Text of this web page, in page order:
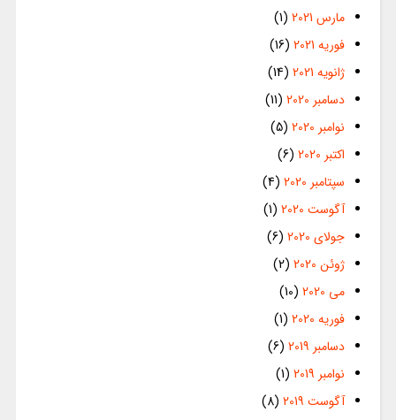
مارس 2021
(1)
فوریه 2021
(16)
ژانویه 2021
(14)
دسامبر 2020
(11)
نوامبر 2020
(5)
اکتبر 2020
(6)
سپتامبر 2020
(4)
آگوست 2020
(1)
جولای 2020
(6)
ژوئن 2020
(2)
می 2020
(10)
فوریه 2020
(1)
دسامبر 2019
(6)
نوامبر 2019
(1)
آگوست 2019
(8)